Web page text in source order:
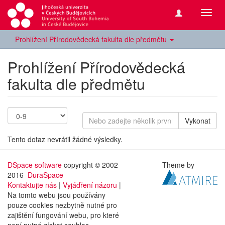
Prohlížení Přírodovědecká fakulta dle předmětu
Prohlížení Přírodovědecká
fakulta dle předmětu
Vykonat
Tento dotaz nevrátil žádné výsledky.
DSpace software copyright © 2002-
2016 DuraSpace
Kontaktujte nás | Vyjádření názoru |
Na tomto webu jsou používány
pouze cookies nezbytně nutné pro
zajištění fungování webu, pro které
Theme by